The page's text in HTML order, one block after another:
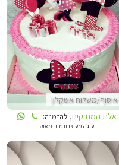
איסוף/משלוח אשקלון
אלת המתוקים
אלת המתוקים, להזמנה: |
עוגה מעוצבת מיני מאוס